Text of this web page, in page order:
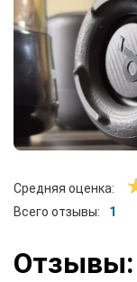
Средняя оценка:
Всего отзывы:
1
Отзывы: